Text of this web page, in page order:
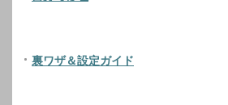
裏ワザ＆設定ガイド